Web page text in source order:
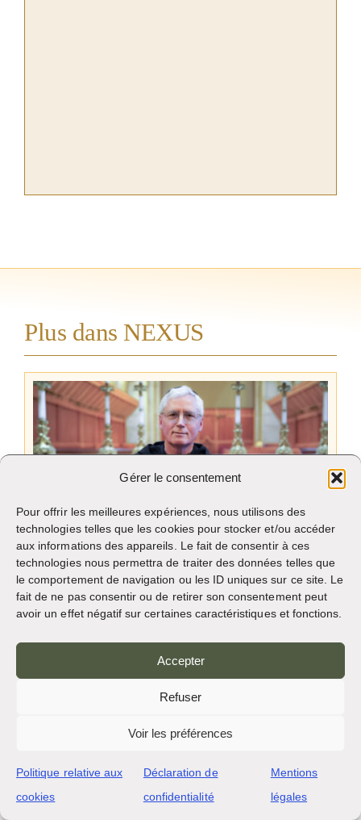
Gérer le consentement
Pour offrir les meilleures expériences, nous utilisons des
technologies telles que les cookies pour stocker et/ou accéder
aux informations des appareils. Le fait de consentir à ces
technologies nous permettra de traiter des données telles que
le comportement de navigation ou les ID uniques sur ce site. Le
fait de ne pas consentir ou de retirer son consentement peut
avoir un effet négatif sur certaines caractéristiques et fonctions.
Accepter
Refuser
Voir les préférences
Politique relative aux
cookies
Déclaration de
confidentialité
Mentions
légales
Plus dans NEXUS
L’abbaye Saint Bernard élit son 11e abbé
Les bénédictins marquent le centenaire de